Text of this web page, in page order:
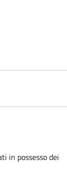
in possesso dei